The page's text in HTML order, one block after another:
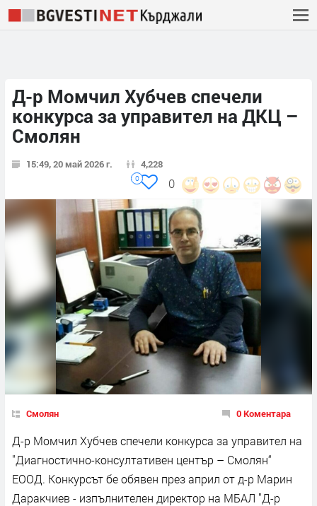
Д-р Момчил Хубчев спечели
конкурса за управител на ДКЦ –
Смолян
15:49, 20 май 2026 г. 4,228
0
0
Смолян 0 Коментара
Д-р Момчил Хубчев спечели конкурса за управител на
"Диагностично-консултативен център – Смолян“
ЕООД. Конкурсът бе обявен през април от д-р Марин
Даракчиев - изпълнителен директор на МБАЛ "Д-р